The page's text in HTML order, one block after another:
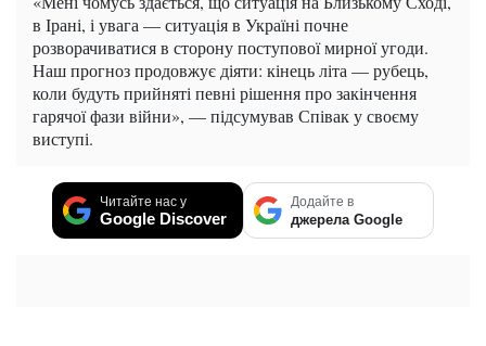
в Ірані, і увага — ситуація в Україні почне
розворачиватися в сторону поступової мирної угоди.
Наш прогноз продовжує діяти: кінець літа — рубець,
коли будуть прийняті певні рішення про закінчення
гарячої фази війни», — підсумував Співак у своєму
виступі.
Читайте нас у
Google Discover
Додайте в
джерела Google